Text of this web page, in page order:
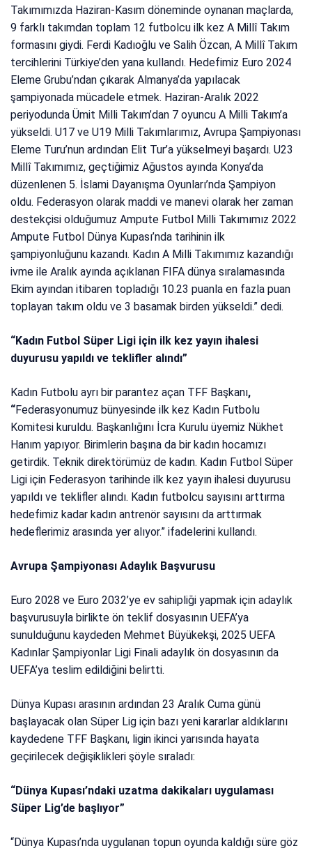
Takımımızda Haziran-Kasım döneminde oynanan maçlarda,
9 farklı takımdan toplam 12 futbolcu ilk kez A Millî Takım
formasını giydi. Ferdi Kadıoğlu ve Salih Özcan, A Millî Takım
tercihlerini Türkiye’den yana kullandı. Hedefimiz Euro 2024
Eleme Grubu’ndan çıkarak Almanya’da yapılacak
şampiyonada mücadele etmek. Haziran-Aralık 2022
periyodunda Ümit Milli Takım’dan 7 oyuncu A Milli Takım’a
yükseldi. U17 ve U19 Milli Takımlarımız, Avrupa Şampiyonası
Eleme Turu’nun ardından Elit Tur’a yükselmeyi başardı. U23
Millî Takımımız, geçtiğimiz Ağustos ayında Konya’da
düzenlenen 5. İslami Dayanışma Oyunları’nda Şampiyon
oldu. Federasyon olarak maddi ve manevi olarak her zaman
destekçisi olduğumuz Ampute Futbol Milli Takımımız 2022
Ampute Futbol Dünya Kupası’nda tarihinin ilk
şampiyonluğunu kazandı. Kadın A Milli Takımımız kazandığı
ivme ile Aralık ayında açıklanan FIFA dünya sıralamasında
Ekim ayından itibaren topladığı 10.23 puanla en fazla puan
toplayan takım oldu ve 3 basamak birden yükseldi.” dedi.
“Kadın Futbol Süper Ligi için ilk kez yayın ihalesi
duyurusu yapıldı ve teklifler alındı”
Kadın Futbolu ayrı bir parantez açan TFF Başkanı,
“Federasyonumuz bünyesinde ilk kez Kadın Futbolu
Komitesi kuruldu. Başkanlığını İcra Kurulu üyemiz Nükhet
Hanım yapıyor. Birimlerin başına da bir kadın hocamızı
getirdik. Teknik direktörümüz de kadın. Kadın Futbol Süper
Ligi için Federasyon tarihinde ilk kez yayın ihalesi duyurusu
yapıldı ve teklifler alındı. Kadın futbolcu sayısını arttırma
hedefimiz kadar kadın antrenör sayısını da arttırmak
hedeflerimiz arasında yer alıyor.” ifadelerini kullandı.
Avrupa Şampiyonası Adaylık Başvurusu
Euro 2028 ve Euro 2032’ye ev sahipliği yapmak için adaylık
başvurusuyla birlikte ön teklif dosyasının UEFA’ya
sunulduğunu kaydeden Mehmet Büyükekşi, 2025 UEFA
Kadınlar Şampiyonlar Ligi Finali adaylık ön dosyasının da
UEFA’ya teslim edildiğini belirtti.
Dünya Kupası arasının ardından 23 Aralık Cuma günü
başlayacak olan Süper Lig için bazı yeni kararlar aldıklarını
kaydedene TFF Başkanı, ligin ikinci yarısında hayata
geçirilecek değişiklikleri şöyle sıraladı:
“Dünya Kupası’ndaki uzatma dakikaları uygulaması
Süper Lig’de başlıyor”
“Dünya Kupası’nda uygulanan topun oyunda kaldığı süre göz